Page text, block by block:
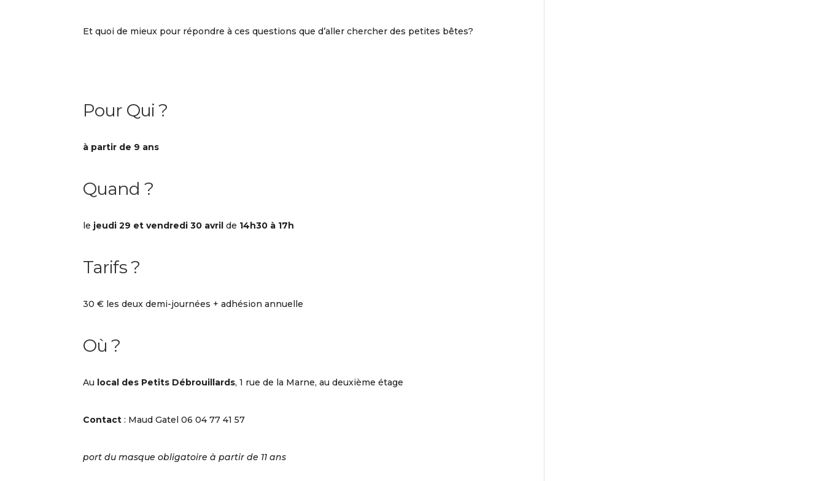
Et quoi de mieux pour répondre à ces questions que d’aller chercher des petites bêtes?
Pour Qui ?
à partir de 9 ans
Quand ?
le jeudi 29 et vendredi 30 avrilde 14h30 à 17h
Tarifs ?
30 € les deux demi-journées + adhésion annuelle
Où ?
Au local des Petits Débrouillards, 1 rue de la Marne, au deuxième étage
Contact: Maud Gatel 06 04 77 41 57
port du masque obligatoire à partir de 11 ans